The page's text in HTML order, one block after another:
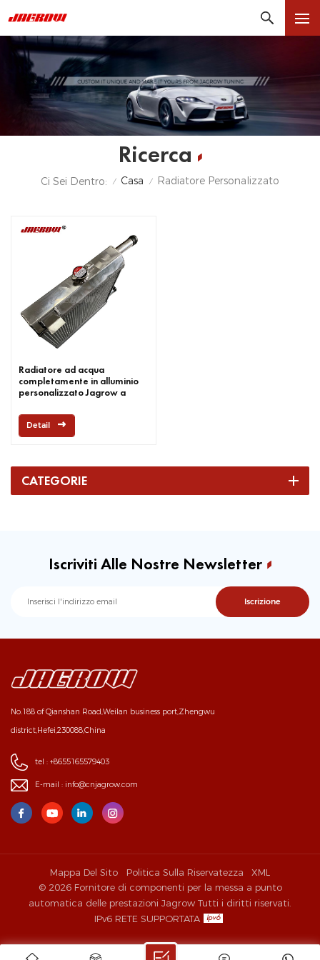
Ricerca
Ci Sei Dentro: / Casa / Radiatore Personalizzato
Radiatore ad acqua
completamente in alluminio
personalizzato Jagrow a
Detail
CATEGORIE
Iscriviti Alle Nostre Newsletter
No.188 of Qianshan Road,Weilan business port,Zhengwu
district,Hefei,230088,China
tel : +8655165579403
E-mail : info@cnjagrow.com
Mappa Del Sito Politica Sulla Riservatezza
XML
© 2026 Fornitore di componenti per la messa a punto
automatica delle prestazioni Jagrow Tutti i diritti riservati.
IPv6 RETE SUPPORTATA